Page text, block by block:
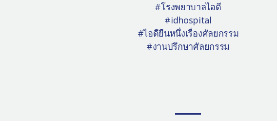
#โรงพยาบาลไอดี
#idhospital
#ไอดียืนหนึ่งเรื่องศัลยกรรม
#งานปรึกษาศัลยกรรม